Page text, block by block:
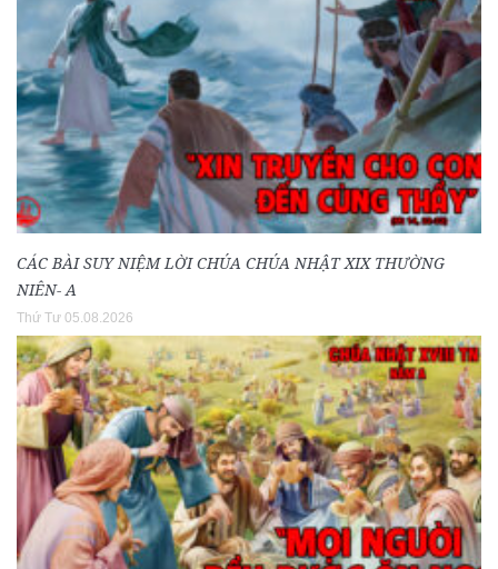
CÁC BÀI SUY NIỆM LỜI CHÚA CHÚA NHẬT XIX THƯỜNG
NIÊN- A
Thứ Tư 05.08.2026